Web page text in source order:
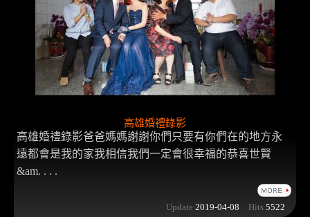
高雄婚禮錄影
高雄婚禮錄影爸爸媽媽謝謝你們只要有你們在的地方永
遠都會是我的家我相信我們一定會很幸福的恭喜世賢
&am. . . .
Update 2019-04-08 Hits 5522